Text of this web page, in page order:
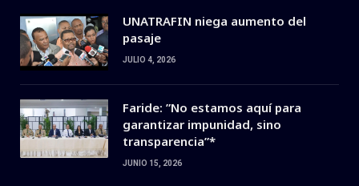
UNATRAFIN niega aumento del
pasaje
JULIO 4, 2026
Faride: ”No estamos aquí para
garantizar impunidad, sino
transparencia”*
JUNIO 15, 2026